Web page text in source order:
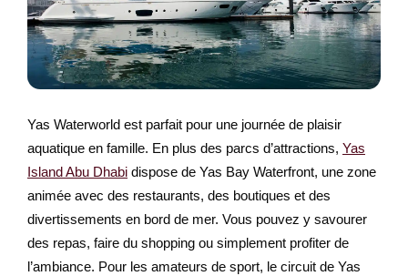
Yas Waterworld est parfait pour une journée de plaisir
aquatique en famille. En plus des parcs d’attractions, Yas
Island Abu Dhabi dispose de Yas Bay Waterfront, une zone
animée avec des restaurants, des boutiques et des
divertissements en bord de mer. Vous pouvez y savourer
des repas, faire du shopping ou simplement profiter de
l’ambiance. Pour les amateurs de sport, le circuit de Yas